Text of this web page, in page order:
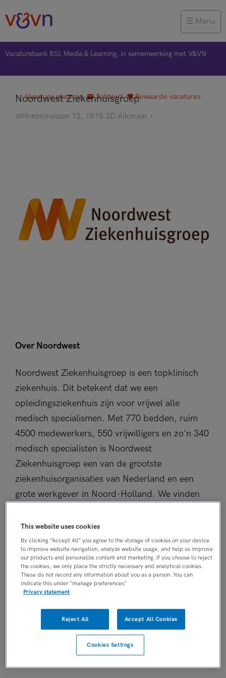
Menu
Vacaturebank BSL Media & Learning, in samenwerking met V&VN
Vacature plaatsen Jobalert Bewaarde vacatures
Noordwest Ziekenhuisgroep
Wilhelminalaan 12, 1815 JD Alkmaar
Over Noordwest
Noordwest Ziekenhuisgroep is een topklinisch
ziekenhuis. Dit betekent dat we een
opleidingsziekenhuis zijn voor vrijwel alle
medisch specialismen. Met 770 bedden, ruim
4500 medewerkers, 550 vrijwilligers en zo'n 340
medisch specialisten is Noordwest
Ziekenhuisgroep een van de grootste
ziekenhuisorganisaties van Nederland en een
grote werkgever in Noord-Holland. We vinden
zorg voor elkaar is. De zorg voor elkaar in
Noord-Holland Noord. Dat is dan ook de missie
van Noordwest. Nu en morgen. We zijn nuchtere
Noord-Hollanders en hebben als kernwaarden
oog voor elkaar, doen met daadkracht en met
bij ons zijn de lijnen kort, communiceren we
open met elkaar, zijn we collegiaal en vinden we
This website uses cookies
By clicking “Accept All” you agree to the storage of cookies on your device
to improve website navigation, analyze website usage, and help us improve
our products and personalize content and marketing. If you choose to reject
the cookies, we only place the strictly necessary and analytical cookies.
These do not record any information about you as a person. You can
indicate this under "manage preferences"
Privacy statement
Reject All Accept All Cookies
Cookies Settings